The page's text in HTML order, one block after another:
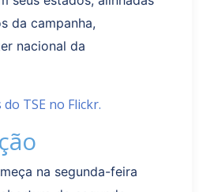
da campanha,
nacional da
TSE no Flickr.
na segunda-feira